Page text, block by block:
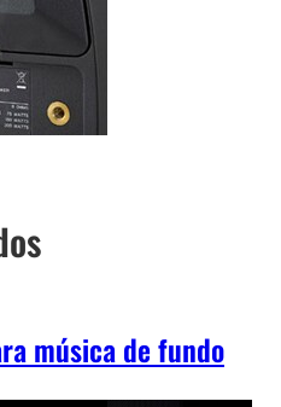
música de fundo